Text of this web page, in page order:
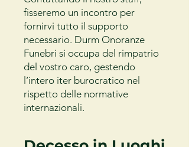
fisseremo un incontro per
fornirvi tutto il supporto
necessario. Durm Onoranze
Funebri si occupa del rimpatrio
del vostro caro, gestendo
l’intero iter burocratico nel
rispetto delle normative
internazionali.